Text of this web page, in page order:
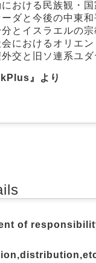
おける民族観・
ダと今後の中東
とイスラエルの
におけるオリエン
交と旧ソ連系ユダ
』より
of